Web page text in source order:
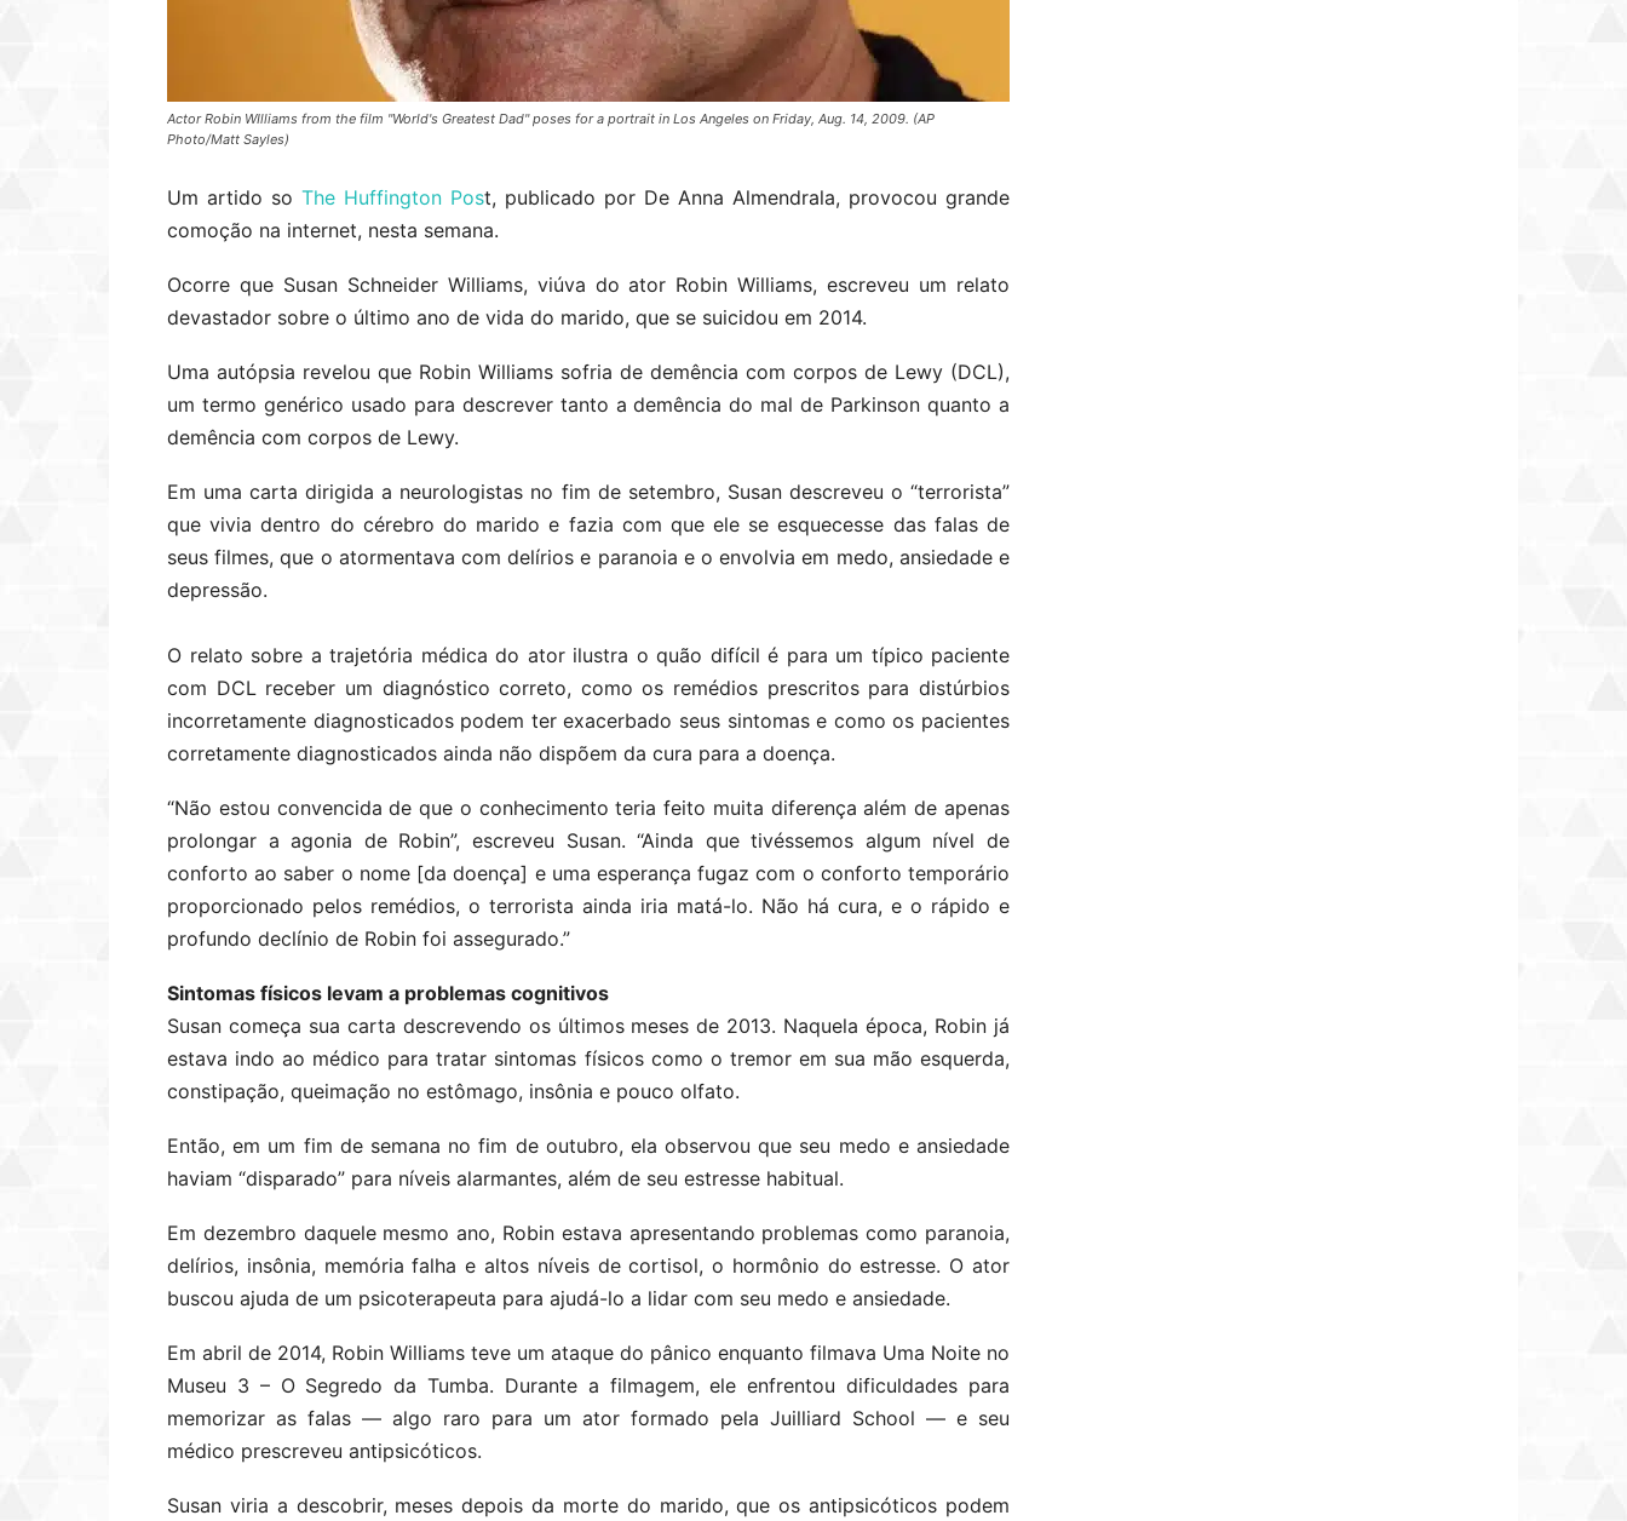
Actor Robin WIlliams from the film "World's Greatest Dad" poses for a portrait in Los Angeles on Friday, Aug. 14, 2009. (AP
Photo/Matt Sayles)
Um artido so The Huffington Post, publicado por De Anna Almendrala, provocou grande
comoção na internet, nesta semana.
Ocorre que Susan Schneider Williams, viúva do ator Robin Williams, escreveu um relato
devastador sobre o último ano de vida do marido, que se suicidou em 2014.
Uma autópsia revelou que Robin Williams sofria de demência com corpos de Lewy (DCL),
um termo genérico usado para descrever tanto a demência do mal de Parkinson quanto a
demência com corpos de Lewy.
Em uma carta dirigida a neurologistas no fim de setembro, Susan descreveu o “terrorista”
que vivia dentro do cérebro do marido e fazia com que ele se esquecesse das falas de
seus filmes, que o atormentava com delírios e paranoia e o envolvia em medo, ansiedade e
depressão.
O relato sobre a trajetória médica do ator ilustra o quão difícil é para um típico paciente
com DCL receber um diagnóstico correto, como os remédios prescritos para distúrbios
incorretamente diagnosticados podem ter exacerbado seus sintomas e como os pacientes
corretamente diagnosticados ainda não dispõem da cura para a doença.
“Não estou convencida de que o conhecimento teria feito muita diferença além de apenas
prolongar a agonia de Robin”, escreveu Susan. “Ainda que tivéssemos algum nível de
conforto ao saber o nome [da doença] e uma esperança fugaz com o conforto temporário
proporcionado pelos remédios, o terrorista ainda iria matá-lo. Não há cura, e o rápido e
profundo declínio de Robin foi assegurado.”
Sintomas físicos levam a problemas cognitivos
Susan começa sua carta descrevendo os últimos meses de 2013. Naquela época, Robin já
estava indo ao médico para tratar sintomas físicos como o tremor em sua mão esquerda,
constipação, queimação no estômago, insônia e pouco olfato.
Então, em um fim de semana no fim de outubro, ela observou que seu medo e ansiedade
haviam “disparado” para níveis alarmantes, além de seu estresse habitual.
Em dezembro daquele mesmo ano, Robin estava apresentando problemas como paranoia,
delírios, insônia, memória falha e altos níveis de cortisol, o hormônio do estresse. O ator
buscou ajuda de um psicoterapeuta para ajudá-lo a lidar com seu medo e ansiedade.
Em abril de 2014, Robin Williams teve um ataque do pânico enquanto filmava Uma Noite no
Museu 3 – O Segredo da Tumba. Durante a filmagem, ele enfrentou dificuldades para
memorizar as falas — algo raro para um ator formado pela Juilliard School — e seu
médico prescreveu antipsicóticos.
Susan viria a descobrir, meses depois da morte do marido, que os antipsicóticos podem